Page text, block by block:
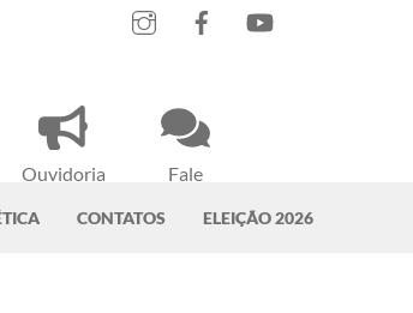
Ouvidoria
Fale
InstagramFacebook
CONTATOS ELEIÇÃO 2026